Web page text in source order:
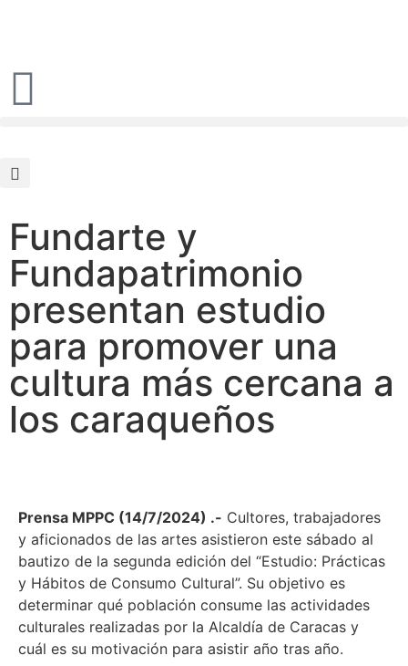
Fundarte y
Fundapatrimonio
presentan estudio
para promover una
cultura más cercana a
los caraqueños
Prensa MPPC (14/7/2024) .- Cultores, trabajadores
y aficionados de las artes asistieron este sábado al
bautizo de la segunda edición del “Estudio: Prácticas
y Hábitos de Consumo Cultural”. Su objetivo es
determinar qué población consume las actividades
culturales realizadas por la Alcaldía de Caracas y
cuál es su motivación para asistir año tras año.